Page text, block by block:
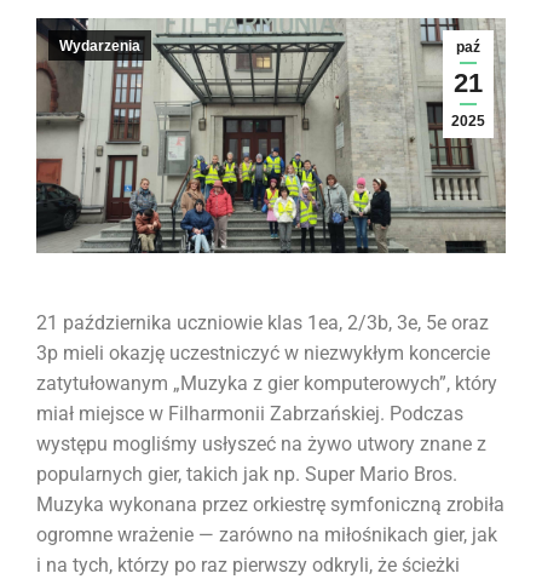
paź
21
2025
Wydarzenia
21 października uczniowie klas 1ea, 2/3b, 3e, 5e oraz
3p mieli okazję uczestniczyć w niezwykłym koncercie
zatytułowanym „Muzyka z gier komputerowych”, który
miał miejsce w Filharmonii Zabrzańskiej. Podczas
występu mogliśmy usłyszeć na żywo utwory znane z
popularnych gier, takich jak np. Super Mario Bros.
Muzyka wykonana przez orkiestrę symfoniczną zrobiła
ogromne wrażenie — zarówno na miłośnikach gier, jak
i na tych, którzy po raz pierwszy odkryli, że ścieżki